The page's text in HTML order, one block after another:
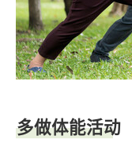
多做体能活动